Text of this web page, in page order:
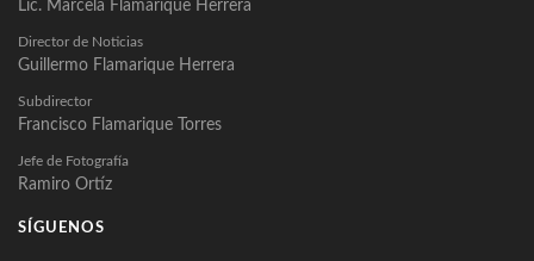
Lic. Marcela Flamarique Herrera
Director de Noticias
Guillermo Flamarique Herrera
Subdirector
Francisco Flamarique Torres
Jefe de Fotografía
Ramiro Ortíz
SÍGUENOS